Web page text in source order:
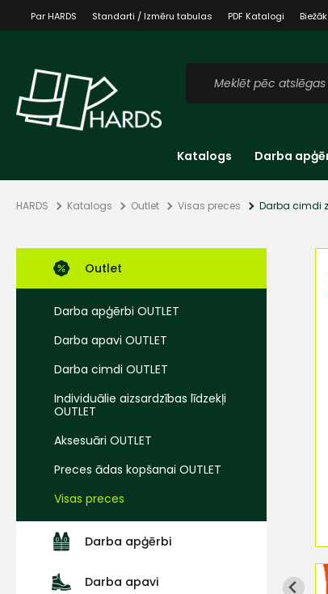
Par HARDS Standarti / Izmēru tabulas PDF Katalogi
Katalogs Darba
HARDS Katalogs Outlet Visas preces Darba cimdi
Outlet
Darba apģērbi OUTLET
Darba apavi OUTLET
Darba cimdi OUTLET
Individuālie aizsardzības līdzekļi
OUTLET
Aksesuāri OUTLET
Preces ādas kopšanai OUTLET
Visas preces
Darba apģērbi
Darba apavi